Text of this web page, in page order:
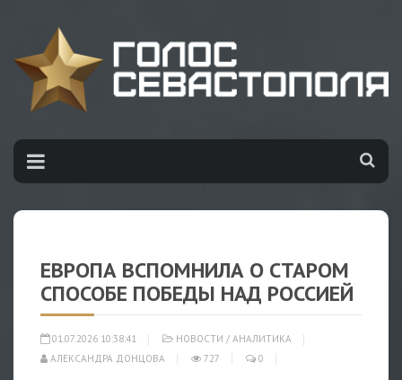
ЕВРОПА ВСПОМНИЛА О СТАРОМ
СПОСОБЕ ПОБЕДЫ НАД РОССИЕЙ
01.07.2026 10:38:41 НОВОСТИ / АНАЛИТИКА
АЛЕКСАНДРА ДОНЦОВА
727 0